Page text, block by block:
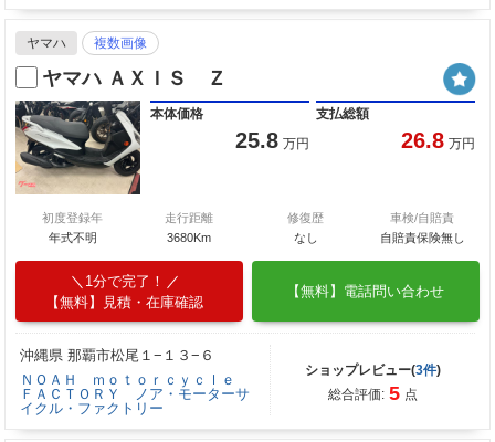
ヤマハ 複数画像
ヤマハ ＡＸＩＳ Ｚ
本体価格
25.8 万円
支払総額
26.8 万円
初度登録年
年式不明
走行距離
3680Km
修復歴
なし
車検/自賠責
自賠責保険無し
1分で完了！
【無料】見積・在庫確認
【無料】電話問い合わせ
沖縄県 那覇市松尾１−１３−６
ＮＯＡＨ ｍｏｔｏｒｃｙｃｌｅ
ＦＡＣＴＯＲＹ ノア・モーターサ
イクル・ファクトリー
ショップレビュー(3件)
総合評価: 5 点